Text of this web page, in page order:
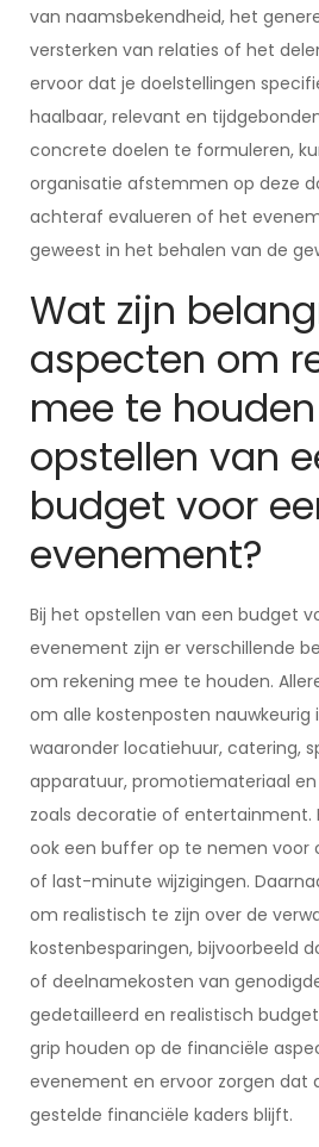
van naamsbekendheid, het
versterken van relaties of het
ervoor dat je doelstellingen
haalbaar, relevant en
concrete doelen te formuleren,
organisatie afstemmen op deze
achteraf evalueren of het
geweest in het behalen van de
Wat zijn
aspecten om
mee te
opstellen van
budget voor
evenement?
Bij het opstellen van een budget
evenement zijn er verschillende
om rekening mee te houden.
om alle kostenposten nauwkeurig
waaronder locatiehuur, catering,
apparatuur, promotiemateriaal en
zoals decoratie of entertainment.
ook een buffer op te nemen voor
of last-minute wijzigingen.
om realistisch te zijn over de
kostenbesparingen, bijvoorbeeld
of deelnamekosten van
gedetailleerd en realistisch
grip houden op de financiële
evenement en ervoor zorgen dat
gestelde financiële kaders blijft.